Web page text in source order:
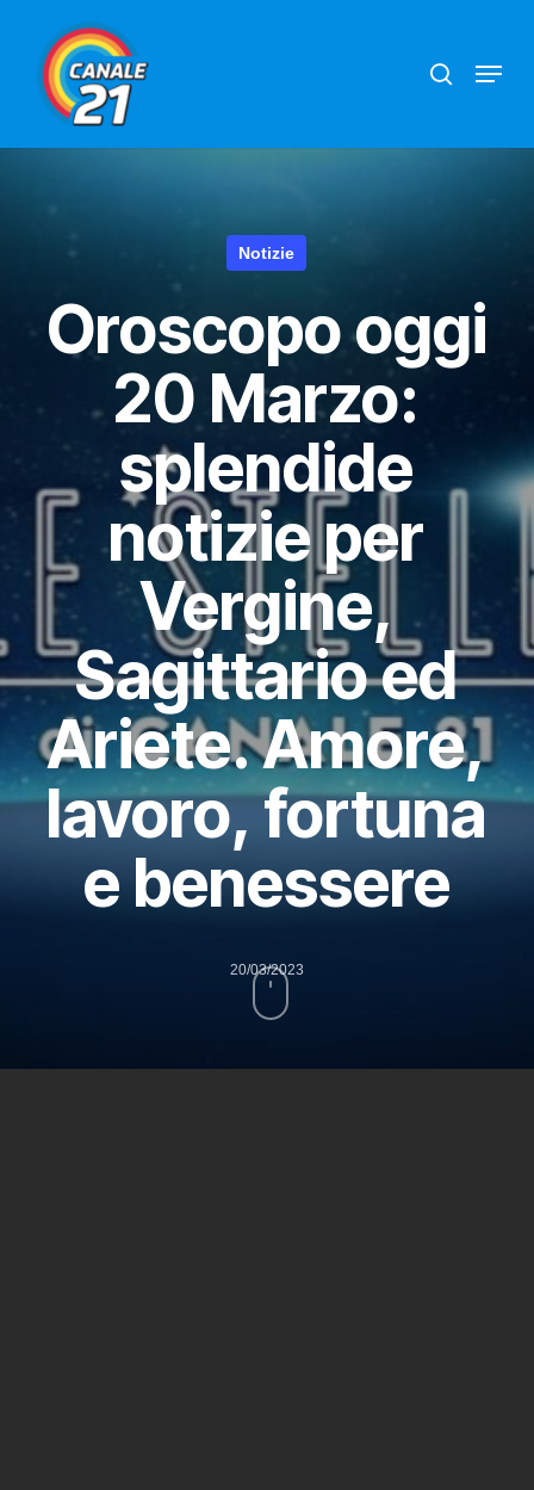
main
content
Menu
Notizie
Oroscopo oggi
20 Marzo:
splendide
notizie per
Vergine,
Sagittario ed
Ariete. Amore,
lavoro, fortuna
e benessere
20/03/2023